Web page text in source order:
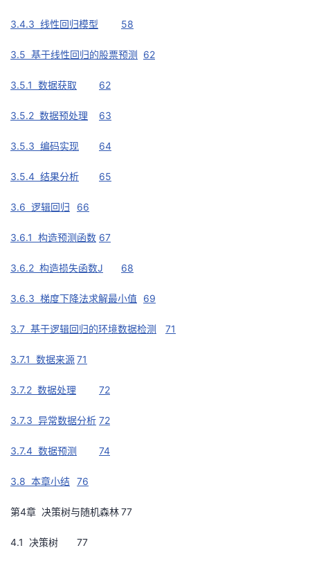
3.4.3 线性回归模型 58
3.5 基于线性回归的股票预测 62
3.5.1 数据获取 62
3.5.2 数据预处理 63
3.5.3 编码实现 64
3.5.4 结果分析 65
3.6 逻辑回归 66
3.6.1 构造预测函数 67
3.6.2 构造损失函数J 68
3.6.3 梯度下降法求解最小值 69
3.7 基于逻辑回归的环境数据检测 71
3.7.1 数据来源71
3.7.2 数据处理 72
3.7.3 异常数据分析 72
3.7.4 数据预测 74
3.8 本章小结 76
第4章 决策树与随机森林77
4.1 决策树 77